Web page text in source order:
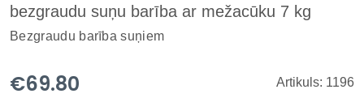
bezgraudu suņu barība ar mežacūku 7 kg
Bezgraudu barība suņiem
€69.80 Artikuls: 1196